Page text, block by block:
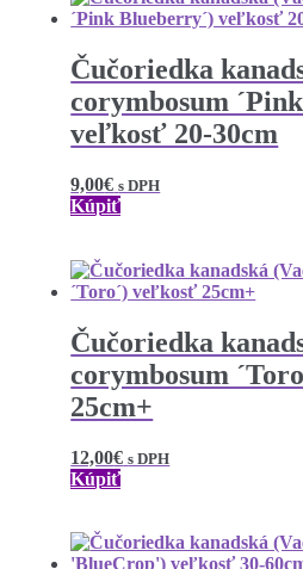
Čučoriedka
corymbosum
veľkosť 20-30cm
9,00€ s DPH
Kúpiť
Čučoriedka
corymbosum
25cm+
12,00€ s DPH
Kúpiť